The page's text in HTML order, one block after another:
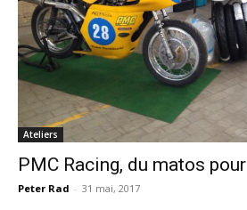
Ateliers
PMC Racing, du matos
Peter Rad - 31 mai, 2017